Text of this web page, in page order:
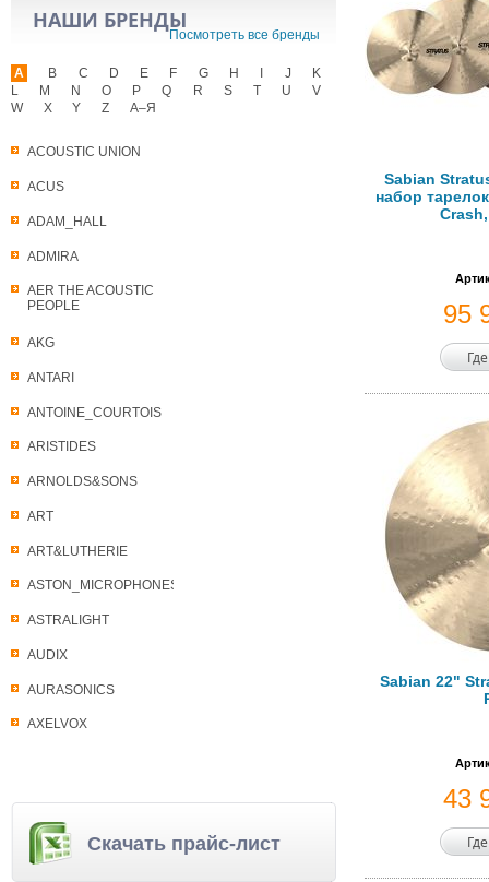
НАШИ БРЕНДЫ
Посмотреть все бренды
A
ACOUSTIC UNION
ACUS
ADAM_HALL
ADMIRA
AER THE ACOUSTIC
PEOPLE
AKG
ANTARI
ANTOINE_COURTOIS
ARISTIDES
ARNOLDS&SONS
ART
ART&LUTHERIE
ASTON_MICROPHONES
ASTRALIGHT
AUDIX
AURASONICS
AXELVOX
B C D E F G H J
K
L
M N O P Q R S T U
V
W
X Y Z А–Я
Скачать прайс-лист
Sabian
набор
95
Sabian 22"
43